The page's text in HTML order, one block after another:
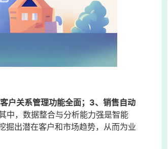
户关系管理功能全面；3、销售自动
中，数据整合与分析能力强是智能
掘出潜在客户和市场趋势，从而为业